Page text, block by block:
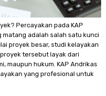
Percayakan pada KAP
adalah salah satu kunci
proyek besar, studi kelayakan
tersebut layak dari
maupun hukum. KAP Andrikas
yang profesional untuk